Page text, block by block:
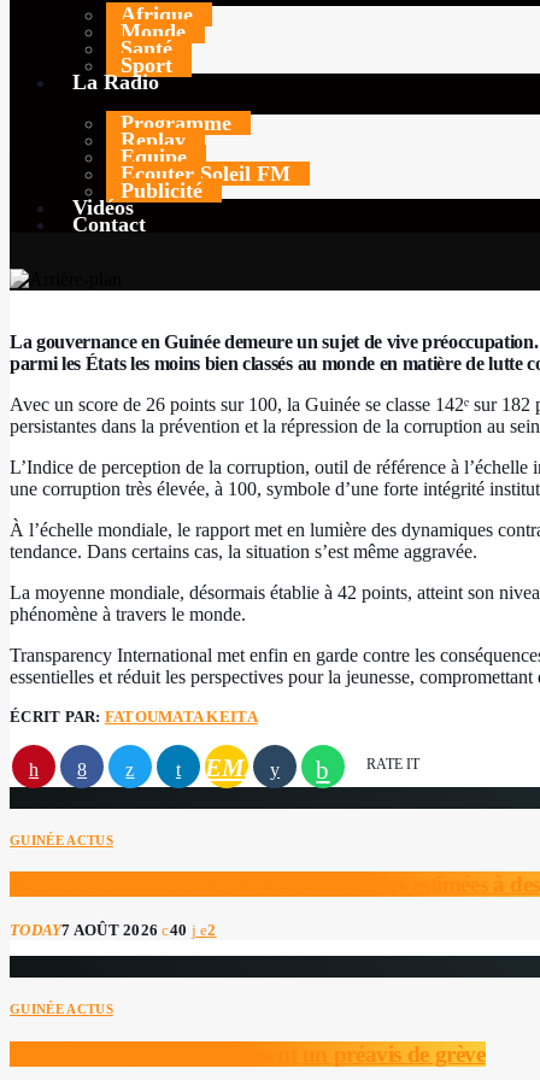
Afrique
Monde
Santé
Sport
La Radio
Programme
Replay
Equipe
Ecouter Soleil FM
Publicité
Vidéos
Contact
11 FÉVRIER 2026
La gouvernance en Guinée demeure un sujet de vive
parmi les États les moins bien classés au monde en matière de lutte
Avec un score de 26 points sur 100, la Guinée se classe 142ᵉ sur
persistantes dans la prévention et la répression de la corruption au
L’Indice de perception de la corruption, outil de référence à
une corruption très élevée, à 100, symbole d’une forte intégrité
À l’échelle mondiale, le rapport met en lumière des dynamiques
tendance. Dans certains cas, la situation s’est même aggravée.
La moyenne mondiale, désormais établie à 42 points, atteint son
phénomène à travers le monde.
Transparency International met enfin en garde contre les
essentielles et réduit les perspectives pour la jeunesse,
ÉCRIT PAR: FATOUMATA KEITA
EMAIL RATE IT
GUINÉE ACTUS
Incendie au marché de Matoto : des pertes estimées à
TODAY7 AOÛT 2026 40 2
GUINÉE ACTUS
BCRG : les syndicats déposent un préavis de grève